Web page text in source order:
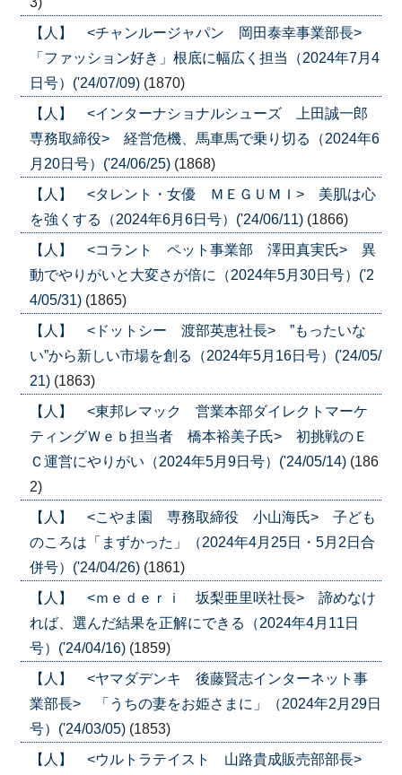
【人】 <チャンルージャパン 岡田泰幸事業部長>
「ファッション好き」根底に幅広く担当（2024年7月4
日号）('24/07/09) (1870)
【人】 <インターナショナルシューズ 上田誠一郎
専務取締役> 経営危機、馬車馬で乗り切る（2024年6
月20日号）('24/06/25) (1868)
【人】 <タレント・女優 ＭＥＧＵＭＩ> 美肌は心
を強くする（2024年6月6日号）('24/06/11) (1866)
【人】 <コラント ペット事業部 澤田真実氏> 異
動でやりがいと大変さが倍に（2024年5月30日号）('2
4/05/31) (1865)
【人】 <ドットシー 渡部英恵社長> ”もったいな
い”から新しい市場を創る（2024年5月16日号）('24/05/
21) (1863)
【人】 <東邦レマック 営業本部ダイレクトマーケ
ティングＷｅｂ担当者 橋本裕美子氏> 初挑戦のＥ
Ｃ運営にやりがい（2024年5月9日号）('24/05/14) (186
2)
【人】 <こやま園 専務取締役 小山海氏> 子ども
のころは「まずかった」（2024年4月25日・5月2日合
併号）('24/04/26) (1861)
【人】 <ｍｅｄｅｒｉ 坂梨亜里咲社長> 諦めなけ
れば、選んだ結果を正解にできる（2024年4月11日
号）('24/04/16) (1859)
【人】 <ヤマダデンキ 後藤賢志インターネット事
業部長> 「うちの妻をお姫さまに」（2024年2月29日
号）('24/03/05) (1853)
【人】 <ウルトラテイスト 山路貴成販売部部長>